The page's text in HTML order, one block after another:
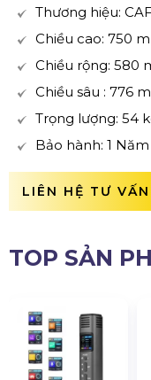
Thương hiệu: CAF
Chiều cao: 750
Chiều rộng: 580
Chiều sâu : 776
Trọng lượng: 54
Bảo hành: 1 Năm
LIÊN HỆ TƯ VẤN
TOP SẢN